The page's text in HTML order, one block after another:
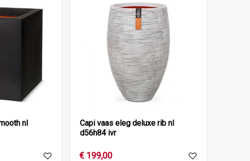
nl
Capi vaas eleg deluxe rib nl
d56h84 ivr
€ 199,00